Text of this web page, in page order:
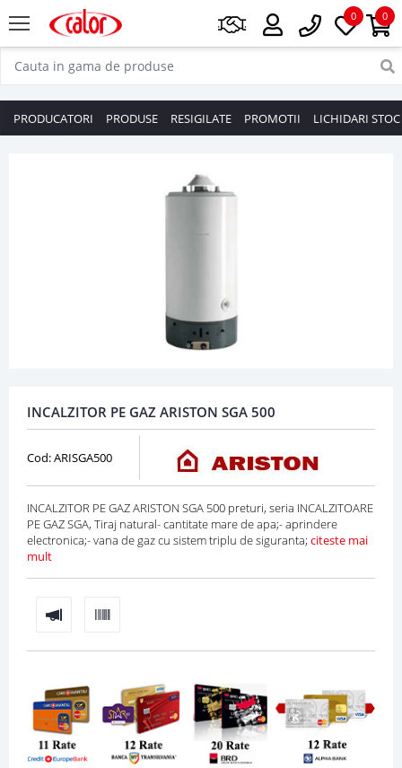
0
0
PRODUCATORI PRODUSE RESIGILATE PROMOTII LICHIDARI STOC
INCALZITOR PE GAZ ARISTON SGA 500
Cod: ARISGA500
INCALZITOR PE GAZ ARISTON SGA 500 preturi, seria INCALZITOARE
PE GAZ SGA, Tiraj natural- cantitate mare de apa;- aprindere
electronica;- vana de gaz cu sistem triplu de siguranta; citeste mai
mult